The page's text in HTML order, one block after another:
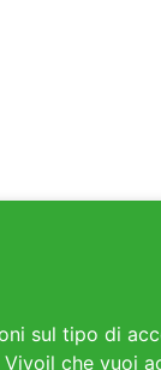
sul tipo di
che vuoi